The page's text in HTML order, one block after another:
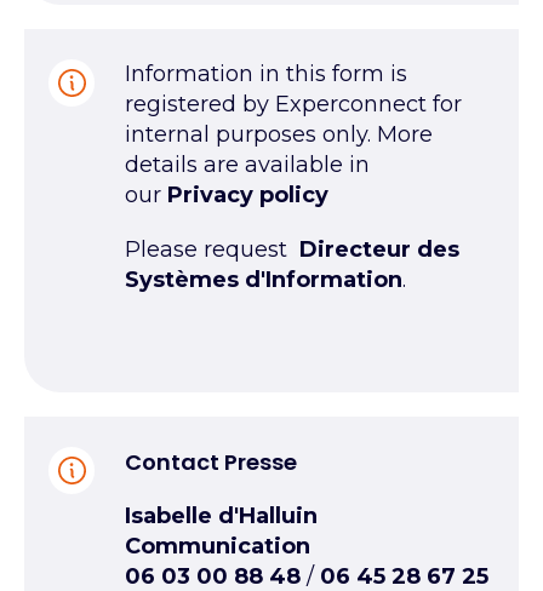
Information in this form is
registered by Experconnect for
internal purposes only. More
details are available in
our Privacy policy
Please request Directeur des
Systèmes d'Information.
Contact Presse
Isabelle d'Halluin
Communication
06 03 00 88 48 / 06 45 28 67 25